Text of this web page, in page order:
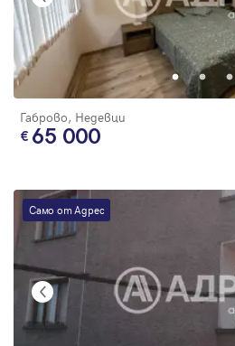
Габрово, Недевци
65 000
Само от Адрес